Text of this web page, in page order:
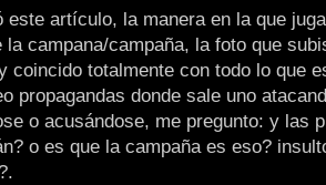
este artículo, la manera en la que
la campana/campaña, la foto que
coincido totalmente con todo lo que
propagandas donde sale uno
o acusándose, me pregunto: y las
o es que la campaña es eso?